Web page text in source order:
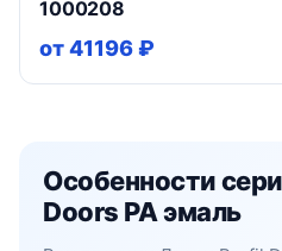
1000208
от 41196 ₽
Особенности
Doors PA эмаль